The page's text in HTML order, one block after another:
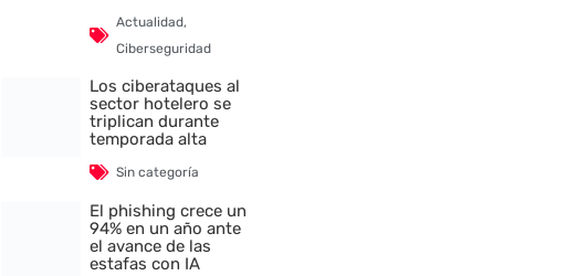
Actualidad,
Ciberseguridad
Los ciberataques al
sector hotelero se
triplican durante
temporada alta
Sin categoría
El phishing crece un
94% en un año ante
el avance de las
estafas con IA